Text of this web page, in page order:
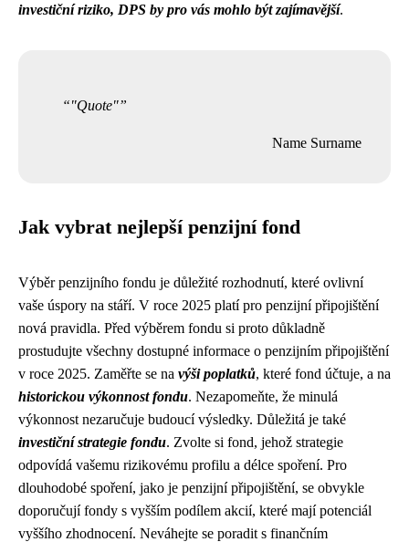
investiční riziko, DPS by pro vás mohlo být zajímavější.
"Quote"
Name Surname
Jak vybrat nejlepší penzijní fond
Výběr penzijního fondu je důležité rozhodnutí, které ovlivní
vaše úspory na stáří. V roce 2025 platí pro penzijní připojištění
nová pravidla. Před výběrem fondu si proto důkladně
prostudujte všechny dostupné informace o penzijním připojištění
v roce 2025. Zaměřte se na výši poplatků, které fond účtuje, a na
historickou výkonnost fondu. Nezapomeňte, že minulá
výkonnost nezaručuje budoucí výsledky. Důležitá je také
investiční strategie fondu. Zvolte si fond, jehož strategie
odpovídá vašemu rizikovému profilu a délce spoření. Pro
dlouhodobé spoření, jako je penzijní připojištění, se obvykle
doporučují fondy s vyšším podílem akcií, které mají potenciál
vyššího zhodnocení. Neváhejte se poradit s finančním